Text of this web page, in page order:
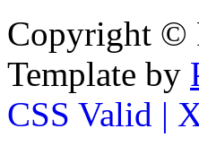
Copyright ©
Template by
CSS Valid |